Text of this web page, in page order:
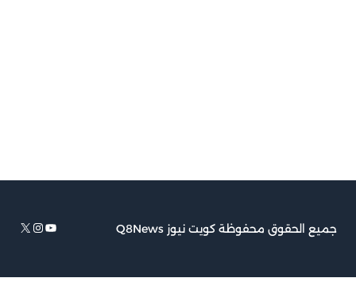
جميع الحقوق محفوظة كويت نيوز Q8News يوتيوب
إنستجرام
إكس